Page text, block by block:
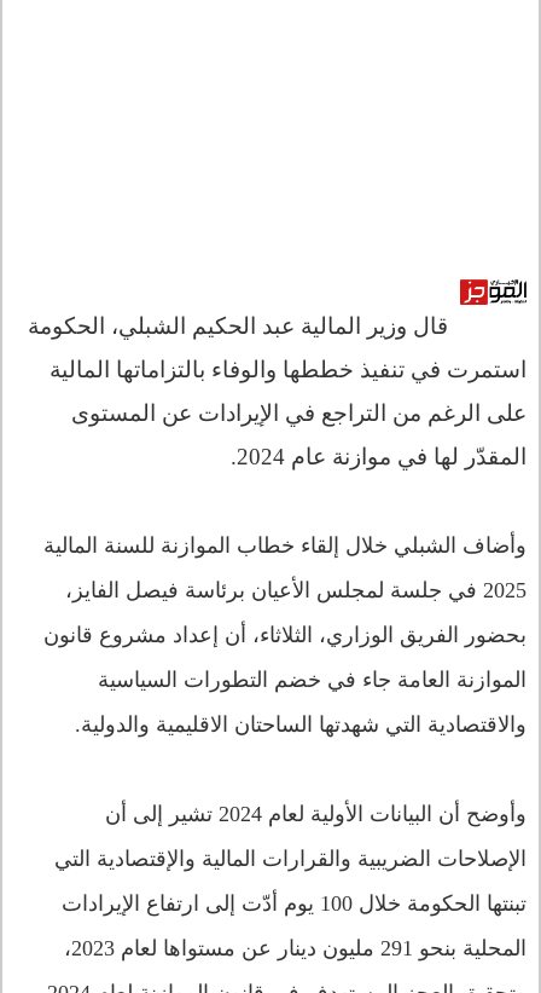
قال وزير المالية عبد الحكيم الشبلي، الحكومة
استمرت في تنفيذ خططها والوفاء بالتزاماتها المالية
على الرغم من التراجع في الإيرادات عن المستوى
المقدّر لها في موازنة عام 2024.
وأضاف الشبلي خلال إلقاء خطاب الموازنة للسنة المالية
2025 في جلسة لمجلس الأعيان برئاسة فيصل الفايز،
بحضور الفريق الوزاري، الثلاثاء، أن إعداد مشروع قانون
الموازنة العامة جاء في خضم التطورات السياسية
والاقتصادية التي شهدتها الساحتان الاقليمية والدولية.
وأوضح أن البيانات الأولية لعام 2024 تشير إلى أن
الإصلاحات الضريبية والقرارات المالية والإقتصادية التي
تبنتها الحكومة خلال 100 يوم أدّت إلى ارتفاع الإيرادات
المحلية بنحو 291 مليون دينار عن مستواها لعام 2023،